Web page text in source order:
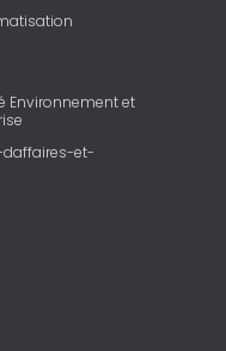
Environnement et
daffaires-et-